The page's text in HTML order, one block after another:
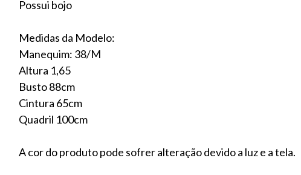
Possui bojo
Medidas da Modelo:
Manequim: 38/M
Altura 1,65
Busto 88cm
Cintura 65cm
Quadril 100cm
A cor do produto pode sofrer alteração devido a luz e a tela.